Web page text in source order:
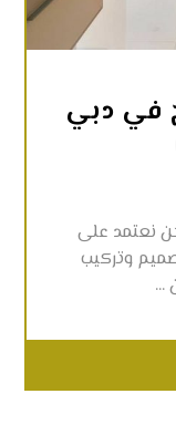
في دبي
نعتمد على
وتركيب
...